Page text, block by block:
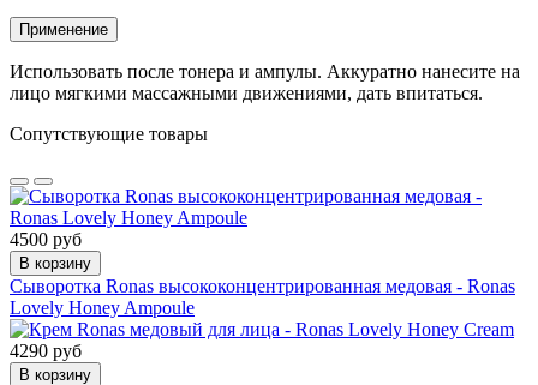
Применение
Использовать после тонера и ампулы. Аккуратно нанесите на
лицо мягкими массажными движениями, дать впитаться.
Сопутствующие товары
4500 руб
В корзину
Сыворотка Ronas высококонцентрированная медовая - Ronas
Lovely Honey Ampoule
4290 руб
В корзину